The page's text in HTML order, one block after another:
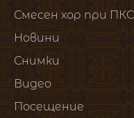
Смесен хор при
Новини
Снимки
Видео
Посещение